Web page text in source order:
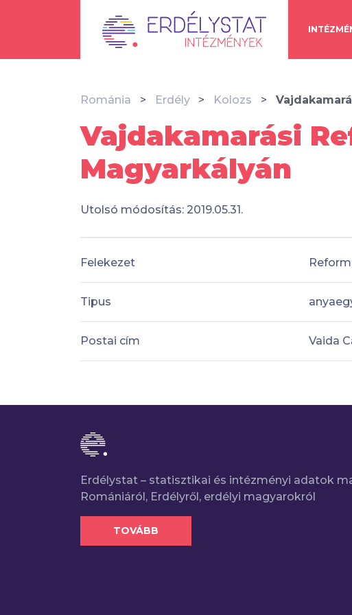
Románia Erdély Kolozs
Vajdakamarási
Magyarkályán
Utolsó módosítás: 2019.05.31.
Felekezet
Tipus
Postai cím Vaida
Erdélystat – statisztikai és intézményi adatok
Romániáról, Erdélyről, erdélyi magyarokról
TOVÁBB